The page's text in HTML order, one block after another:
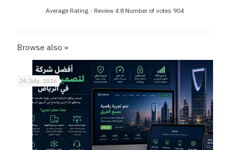
Average Rating - Review 4.8 Number of votes 904
Browse also »
26 July، 2026